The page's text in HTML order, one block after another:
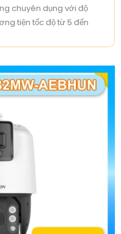
chuyên dụng với độ
tiện tốc độ từ 5 đến